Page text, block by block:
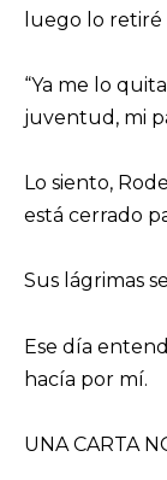
luego lo
“Ya me lo
juventud, mi
Lo siento,
está cerrado
Sus lágrimas
Ese día
hacía por mí.
UNA CARTA